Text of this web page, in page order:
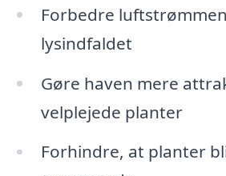
Forbedre
lysindfaldet
Gøre haven mere
velplejede planter
Forhindre, at planter